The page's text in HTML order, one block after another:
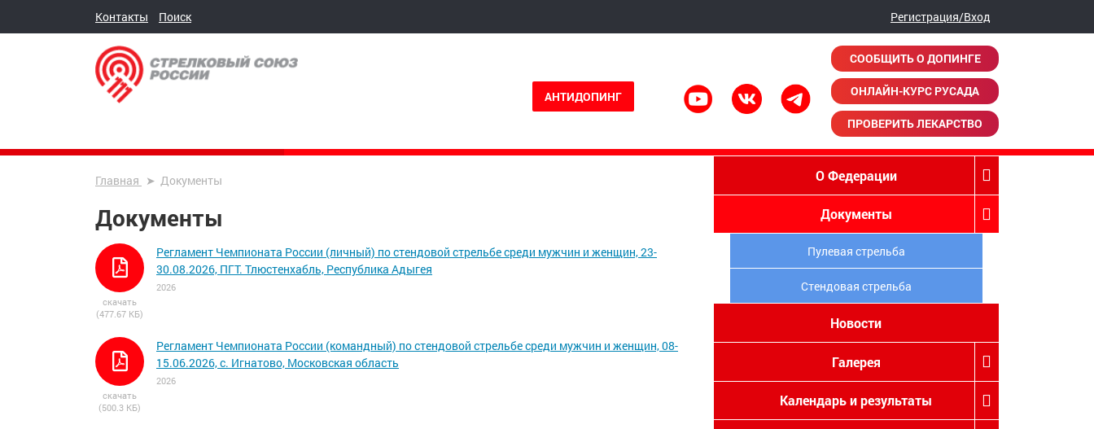
Контакты Поиск Регистрация/Вход
АНТИДОПИНГ
СООБЩИТЬ О ДОПИНГЕ
ОНЛАЙН-КУРС РУСАДА
ПРОВЕРИТЬ ЛЕКАРСТВО
Главная Документы
Документы
скачать
(477.67 КБ)
Регламент Чемпионата России (личный) по стендовой стрельбе среди мужчин и женщин, 23-
30.08.2026, ПГТ. Тлюстенхабль, Республика Адыгея
2026
скачать
(500.3 КБ)
Регламент Чемпионата России (командный) по стендовой стрельбе среди мужчин и женщин, 08-
15.06.2026, с. Игнатово, Московская область
2026
О Федерации
Документы
Пулевая стрельба
Стендовая стрельба
Новости
Галерея
Календарь и результаты